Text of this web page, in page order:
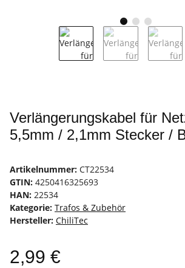
Verlängerungskabel für
5,5mm / 2,1mm Stecker /
Artikelnummer: CT22534
GTIN: 4250416325693
HAN: 22534
Kategorie: Trafos & Zubehör
Hersteller: ChiliTec
2,99 €